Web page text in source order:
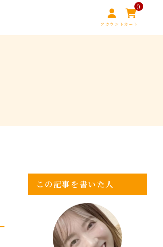
アカウント
0
カート
この記事を書いた人